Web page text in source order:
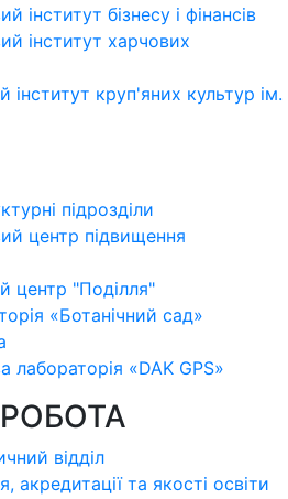
інститут бізнесу і фінансів
інститут харчових
інститут круп'яних культур ім.
підрозділи
центр підвищення
центр "Поділля"
«Ботанічний сад»
лабораторія «DAK GPS»
відділ
акредитації та якості освіти